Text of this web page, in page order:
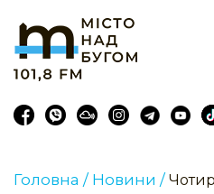
Головна / Новини /